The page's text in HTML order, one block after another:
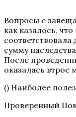
Вопросы с
как казалось,
сумму
После
оказалась
() Наиболее
Проверенный